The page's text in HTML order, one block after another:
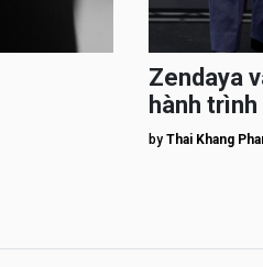
Zendaya
hành
by Thai Khang